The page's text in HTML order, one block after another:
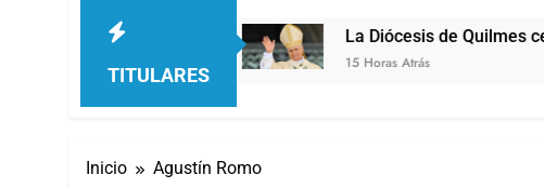
TITULARES
La Diócesis de Quilmes celebró la visita
15 Horas Atrás
Inicio Agustín Romo